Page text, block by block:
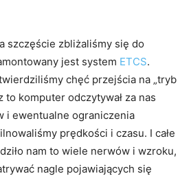
szczęście zbliżaliśmy się do
jest system ETCS.
chęć przejścia na „tryb
to komputer odczytywał za nas
i ewentualne ograniczenia
prędkości i czasu. I całe
nam to wiele nerwów i wzroku,
nagle pojawiających się